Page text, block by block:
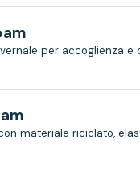
per accoglienza e
materiale riciclato,